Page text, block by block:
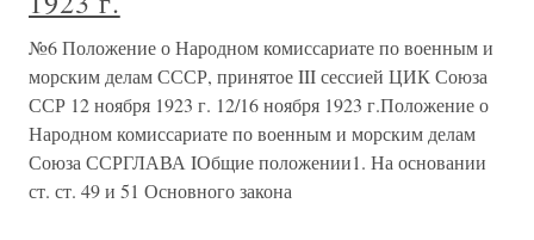
№6 Положение о Народном комиссариате по военным и
морским делам СССР, принятое III сессией ЦИК Союза
ССР 12 ноября 1923 г. 12/16 ноября 1923 г.Положение о
Народном комиссариате по военным и морским делам
Союза ССРГЛАВА IОбщие положении1. На основании
ст. ст. 49 и 51 Основного закона